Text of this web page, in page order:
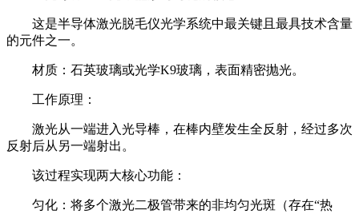
这是半导体激光脱毛仪光学系统中最关键且最具技术含量
的元件之一。
材质：石英玻璃或光学K9玻璃，表面精密抛光。
工作原理：
激光从一端进入光导棒，在棒内壁发生全反射，经过多次
反射后从另一端射出。
该过程实现两大核心功能：
匀化：将多个激光二极管带来的非均匀光斑（存在“热